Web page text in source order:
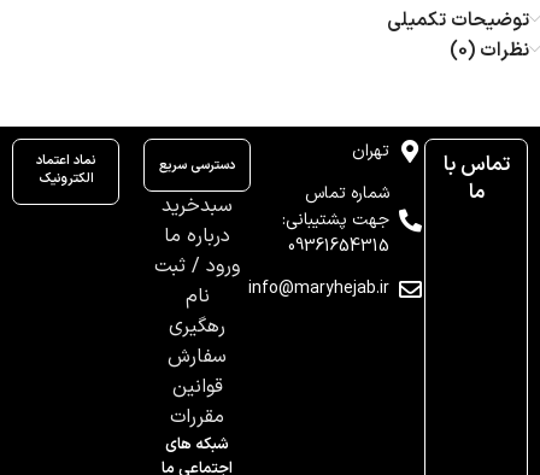
توضیحات تکمیلی
نظرات (0)
تماس با
ما
تهران
شماره تماس
جهت پشتیبانی:
09361654315
info@maryhejab.ir
دسترسی سریع
سبدخرید
درباره ما
ورود / ثبت
نام
رهگیری
سفارش
قوانین
مقررات
شبکه های
اجتماعی ما
نماد اعتماد
الکترونیک